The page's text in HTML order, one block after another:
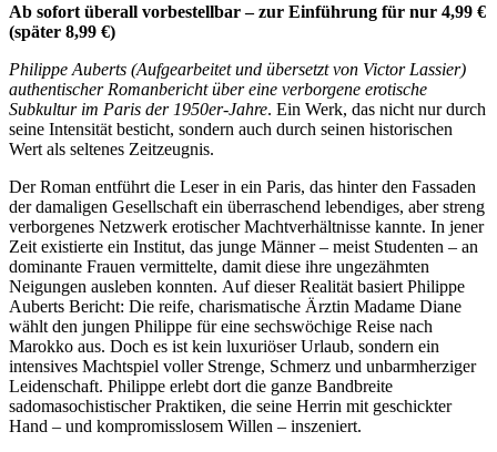
Ab sofort überall vorbestellbar – zur Einführung für nur 4,99 €
(später 8,99 €)
Philippe Auberts (Aufgearbeitet und übersetzt von Victor Lassier)
authentischer Romanbericht über eine verborgene erotische
Subkultur im Paris der 1950er-Jahre. Ein Werk, das nicht nur durch
seine Intensität besticht, sondern auch durch seinen historischen
Wert als seltenes Zeitzeugnis.
Der Roman entführt die Leser in ein Paris, das hinter den Fassaden
der damaligen Gesellschaft ein überraschend lebendiges, aber streng
verborgenes Netzwerk erotischer Machtverhältnisse kannte. In jener
Zeit existierte ein Institut, das junge Männer – meist Studenten – an
dominante Frauen vermittelte, damit diese ihre ungezähmten
Neigungen ausleben konnten. Auf dieser Realität basiert Philippe
Auberts Bericht: Die reife, charismatische Ärztin Madame Diane
wählt den jungen Philippe für eine sechswöchige Reise nach
Marokko aus. Doch es ist kein luxuriöser Urlaub, sondern ein
intensives Machtspiel voller Strenge, Schmerz und unbarmherziger
Leidenschaft. Philippe erlebt dort die ganze Bandbreite
sadomasochistischer Praktiken, die seine Herrin mit geschickter
Hand – und kompromisslosem Willen – inszeniert.